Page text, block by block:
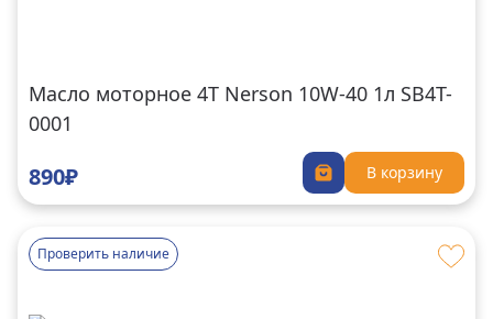
Масло моторное 4T Nerson 10W-40 1л SB4T-
0001
890₽ В корзину
Проверить наличие